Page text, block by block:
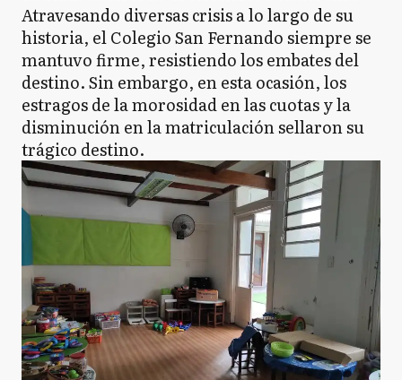
Atravesando diversas crisis a lo largo de su
historia, el Colegio San Fernando siempre se
mantuvo firme, resistiendo los embates del
destino. Sin embargo, en esta ocasión, los
estragos de la morosidad en las cuotas y la
disminución en la matriculación sellaron su
trágico destino.